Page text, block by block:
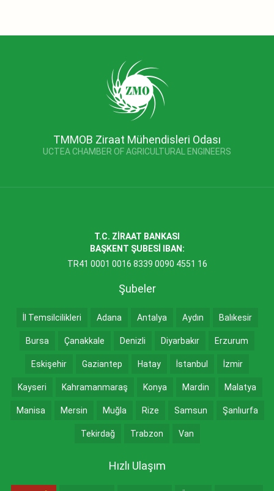
TMMOB Ziraat Mühendisleri Odası
UCTEA CHAMBER OF AGRICULTURAL ENGINEERS
T.C. ZİRAAT BANKASI
BAŞKENT ŞUBESİ IBAN:
TR41 0001 0016 8339 0090 4551 16
Şubeler
İl Temsilcilikleri Adana Antalya Aydın Balıkesir
Bursa Çanakkale Denizli Diyarbakır Erzurum
Eskişehir Gaziantep Hatay İstanbul İzmir
Kayseri Kahramanmaraş Konya Mardin Malatya
Manisa Mersin Muğla Rize Samsun Şanlıurfa
Tekirdağ Trabzon Van
Hızlı Ulaşım